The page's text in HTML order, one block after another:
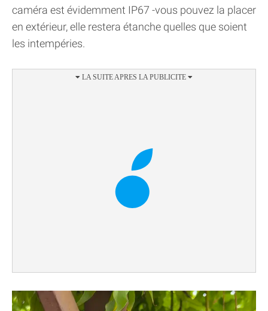
caméra est évidemment IP67 -vous pouvez la placer
en extérieur, elle restera étanche quelles que soient
les intempéries.